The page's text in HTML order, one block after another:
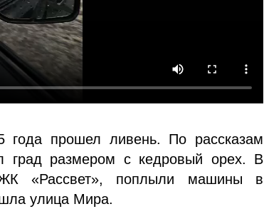
года прошел ливень. По рассказам
град размером с кедровый орех. В
«Рассвет», поплыли машины в
улица Мира.